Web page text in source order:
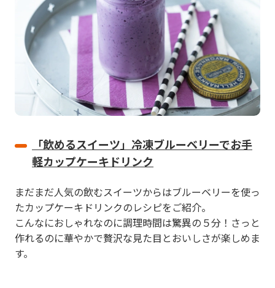
「飲めるスイーツ」冷凍ブルーベリーでお手
軽カップケーキドリンク
まだまだ人気の飲むスイーツからはブルーベリーを使っ
たカップケーキドリンクのレシピをご紹介。
こんなにおしゃれなのに調理時間は驚異の５分！さっと
作れるのに華やかで贅沢な見た目とおいしさが楽しめま
す。